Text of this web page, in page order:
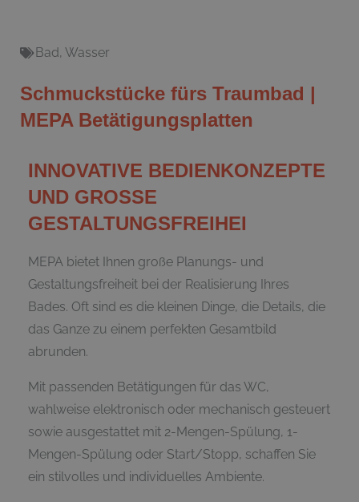
Bad, Wasser
Schmuckstücke fürs Traumbad |
MEPA Betätigungsplatten
INNOVATIVE BEDIENKONZEPTE
UND GROSSE
GESTALTUNGSFREIHEI
MEPA bietet Ihnen große Planungs- und
Gestaltungsfreiheit bei der Realisierung Ihres
Bades. Oft sind es die kleinen Dinge, die Details, die
das Ganze zu einem perfekten Gesamtbild
abrunden.
Mit passenden Betätigungen für das WC,
wahlweise elektronisch oder mechanisch gesteuert
sowie ausgestattet mit 2-Mengen-Spülung, 1-
Mengen-Spülung oder Start/Stopp, schaffen Sie
ein stilvolles und individuelles Ambiente.